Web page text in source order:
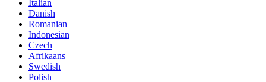
Italian
Danish
Romanian
Indonesian
Czech
Afrikaans
Swedish
Polish